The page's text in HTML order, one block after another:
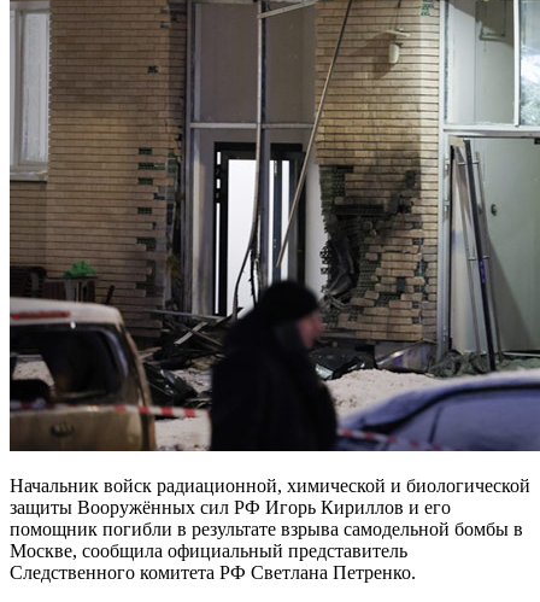
Начальник войск радиационной, химической и биологической
защиты Вооружённых сил РФ Игорь Кириллов и его
помощник погибли в результате взрыва самодельной бомбы в
Москве, сообщила официальный представитель
Следственного комитета РФ Светлана Петренко.